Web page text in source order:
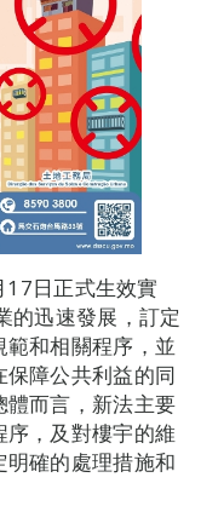
17日正式生效實
的迅速發展，訂定
和相關程序，並
障公共利益的同
而言，新法主要
，及對樓宇的維
確的處理措施和